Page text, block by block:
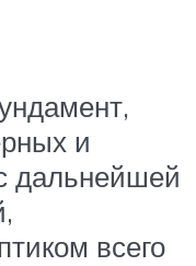
и
дальнейшей
всего